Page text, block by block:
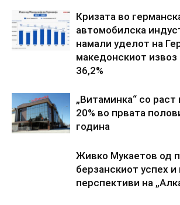
Кризата во
автомобилска
намали уделот на
македонскиот извоз
36,2%
„Витаминка“ со раст
20% во првата
година
Живко Мукаетов од
берзанскиот успех
перспективи на